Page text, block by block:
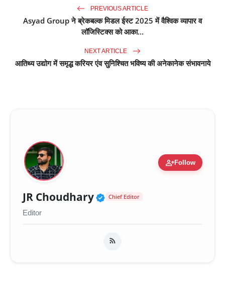
PREVIOUS ARTICLE
Asyad Group ने ब्रेकबल्क मिडल ईस्ट 2025 में वैश्विक व्यापार व
लॉजिस्टिक्स को आका...
NEXT ARTICLE
आतिथ्य उद्योग में समृद्ध करियर एंव सुनिश्चित भविष्य की अनेकानेक संभावनाये
person_addFollow
JR Choudhary Verified Public Figure
Chief Editor
Editor